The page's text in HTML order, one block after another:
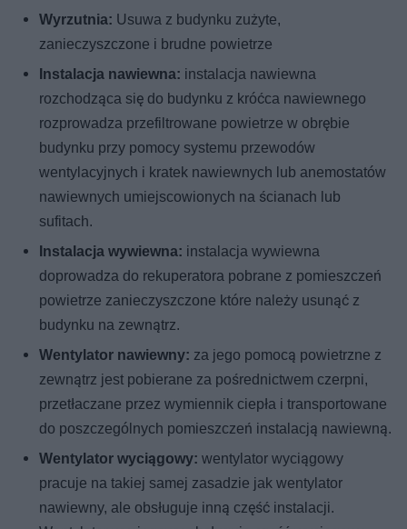
Wyrzutnia: Usuwa z budynku zużyte,
zanieczyszczone i brudne powietrze
Instalacja nawiewna: instalacja nawiewna
rozchodząca się do budynku z króćca nawiewnego
rozprowadza przefiltrowane powietrze w obrębie
budynku przy pomocy systemu przewodów
wentylacyjnych i kratek nawiewnych lub anemostatów
nawiewnych umiejscowionych na ścianach lub
sufitach.
Instalacja wywiewna: instalacja wywiewna
doprowadza do rekuperatora pobrane z pomieszczeń
powietrze zanieczyszczone które należy usunąć z
budynku na zewnątrz.
Wentylator nawiewny: za jego pomocą powietrzne z
zewnątrz jest pobierane za pośrednictwem czerpni,
przetłaczane przez wymiennik ciepła i transportowane
do poszczególnych pomieszczeń instalacją nawiewną.
Wentylator wyciągowy:wentylator wyciągowy
pracuje na takiej samej zasadzie jak wentylator
nawiewny, ale obsługuje inną część instalacji.